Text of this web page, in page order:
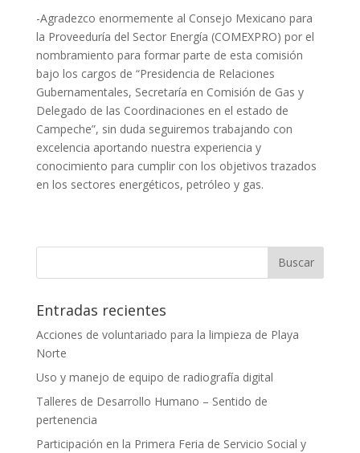
-Agradezco enormemente al Consejo Mexicano para
la Proveeduría del Sector Energía (COMEXPRO) por el
nombramiento para formar parte de esta comisión
bajo los cargos de “Presidencia de Relaciones
Gubernamentales, Secretaría en Comisión de Gas y
Delegado de las Coordinaciones en el estado de
Campeche”, sin duda seguiremos trabajando con
excelencia aportando nuestra experiencia y
conocimiento para cumplir con los objetivos trazados
en los sectores energéticos, petróleo y gas.
Entradas recientes
Acciones de voluntariado para la limpieza de Playa
Norte
Uso y manejo de equipo de radiografía digital
Talleres de Desarrollo Humano – Sentido de
pertenencia
Participación en la Primera Feria de Servicio Social y